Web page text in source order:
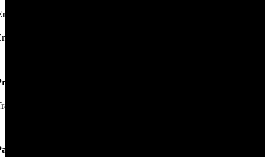
en 24hs
su pedido en 24hs.
de Calidad
las mejores marcas.
Seguros.